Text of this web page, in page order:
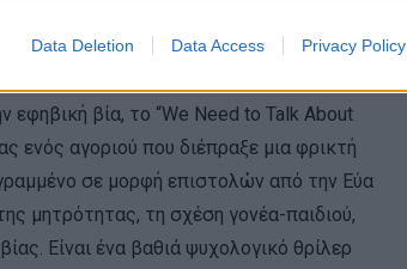
Data Deletion Data Access Privacy Policy
εφηβική βία, το “We Need to Talk About
ενός αγοριού που διέπραξε μια φρικτή
σε μορφή επιστολών από την Εύα
μητρότητας, τη σχέση γονέα-παιδιού,
Είναι ένα βαθιά ψυχολογικό θρίλερ